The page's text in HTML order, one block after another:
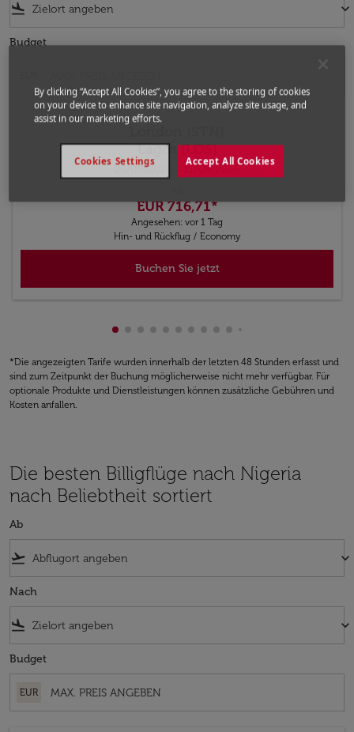
flight_land keyboard_arrow_down
Budget
Lagos (LOS)
25/08/2026 - 11/09/2026
EUR 716,71*
Angesehen: vor 1 Tag
Hin- und Rückflug / Economy
Buchen Sie jetzt
zeigt cmp-pagination-showing-card 1
zeigt cmp-pagination-showing-card 2
zeigt cmp-pagination-showing-
zeigt cmp-pagination-showing-
zeigt cmp-pagination-
zeigt cmp-pagination-
zeigt cmp-pagination-
zeigt cmp-pagination-
zeigt cmp-pagination-
zeigt cmp-
*Die angezeigten Tarife wurden innerhalb der letzten 48 Stunden erfasst und
sind zum Zeitpunkt der Buchung möglicherweise nicht mehr verfügbar. Für
optionale Produkte und Dienstleistungen können zusätzliche Gebühren und
Kosten anfallen.
Die besten Billigflüge nach Nigeria
nach Beliebtheit sortiert
Ab
flight_takeoff keyboard_arrow_down
Nach
flight_land keyboard_arrow_down
Budget
EUR
By clicking “Accept All Cookies”, you agree to the storing of cookies
on your device to enhance site navigation, analyze site usage, and
assist in our marketing efforts.
Accept All Cookies
Cookies Settings